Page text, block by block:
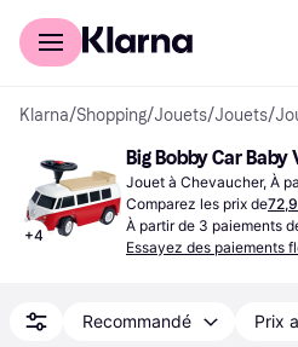
Acheter avec Klarna
Klarna/Shopping/Jouets/Jouets/
+4
Big Bobby Car Baby
Jouet à Chevaucher, À
Comparez les prix de
À partir de 3 paiements
Essayez des paiements
Recommandé Prix